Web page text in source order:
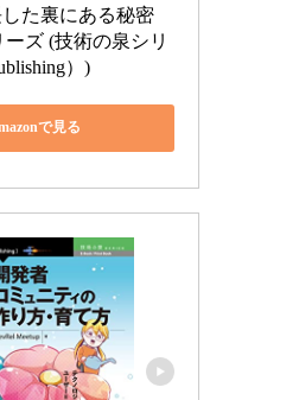
た裏にある秘密
ズ (技術の泉シリ
）)
で見る